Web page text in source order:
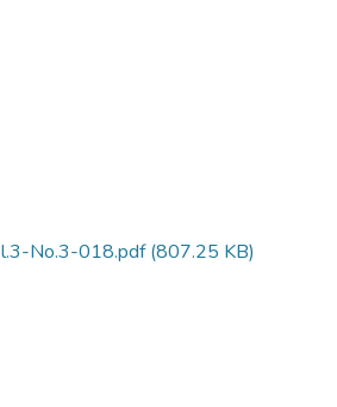
No.3-018.pdf(807.25 KB)